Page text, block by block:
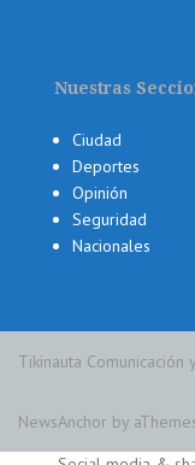
Nuestras
Ciudad
Deportes
Opinión
Seguridad
Nacionales
Tikinauta
NewsAnchor by